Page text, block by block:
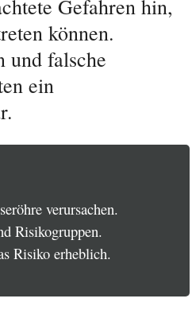
Gefahren hin,
können.
und falsche
ein
verursachen.
Risikogruppen.
Risiko erheblich.